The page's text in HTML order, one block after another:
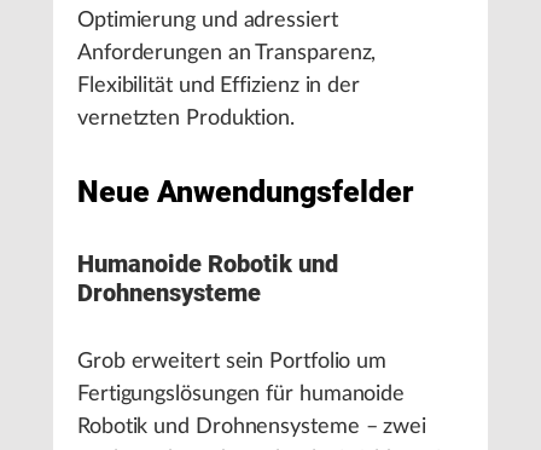
Optimierung und adressiert
Anforderungen an Transparenz,
Flexibilität und Effizienz in der
vernetzten Produktion.
Neue Anwendungsfelder
Humanoide Robotik und
Drohnensysteme
Grob erweitert sein Portfolio um
Fertigungslösungen für humanoide
Robotik und Drohnensysteme – zwei